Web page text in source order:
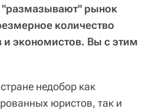
"размазывают" рынок
количество
экономистов. Вы с этим
недобор как
юристов, так и